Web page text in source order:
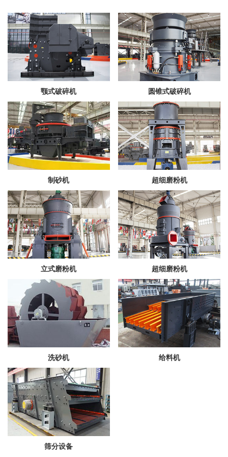
颚式破碎机 圆锥式破碎机
制砂机 超细磨粉机
立式磨粉机 超细磨粉机
洗砂机 给料机
筛分设备